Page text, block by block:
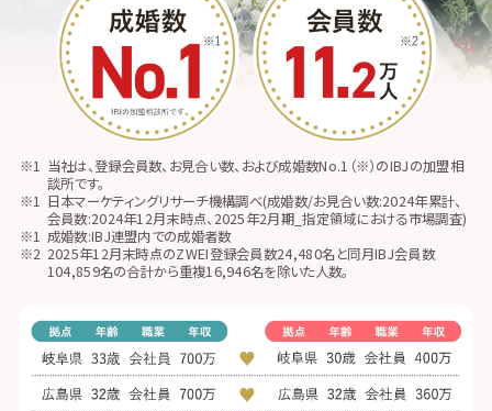
当社は、登録会員数、お見合い数、および成婚数No.1（※）のIBJの加盟相
談所です。
日本マーケティングリサーチ機構調べ(成婚数/お見合い数:2024年累計、
会員数:2024年12月末時点、2025年2月期_指定領域における市場調査)
成婚数:IBJ連盟内での成婚者数
2025年12月末時点のZWEI登録会員数24,480名と同月IBJ会員数
104,859名の合計から重複16,946名を除いた人数。